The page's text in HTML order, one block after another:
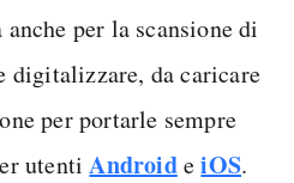
per la scansione di
digitalizzare, da caricare
per portarle sempre
utentiAndroideiOS.